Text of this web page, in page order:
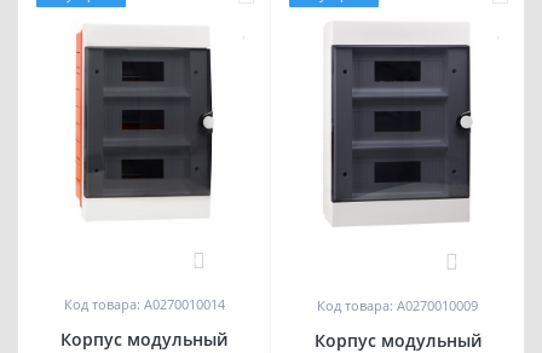
Код товара: A0270010014
Корпус модульный
Код товара: A0270010009
Корпус модульный